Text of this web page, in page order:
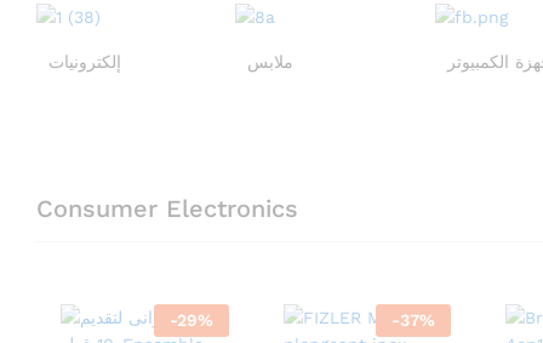
إلكترونيات ملابس الكمبيوتر
Consumer Electronics
-29% -37%